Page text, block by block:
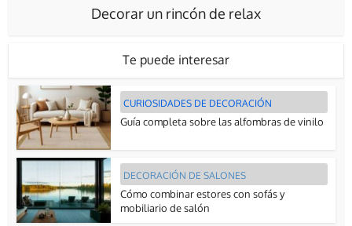
Decorar un rincón de relax
Te puede interesar
CURIOSIDADES DE DECORACIÓN
Guía completa sobre las alfombras de vinilo
DECORACIÓN DE SALONES
Cómo combinar estores con sofás y
mobiliario de salón